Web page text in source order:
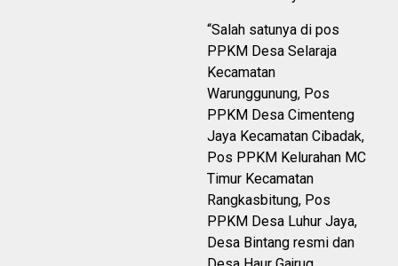
“Salah satunya di pos
PPKM Desa Selaraja
Kecamatan
Warunggunung, Pos
PPKM Desa Cimenteng
Jaya Kecamatan Cibadak,
Pos PPKM Kelurahan MC
Timur Kecamatan
Rangkasbitung, Pos
PPKM Desa Luhur Jaya,
Desa Bintang resmi dan